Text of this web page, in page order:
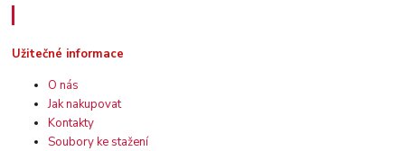
Užitečné informace
O nás
Jak nakupovat
Kontakty
Soubory ke stažení